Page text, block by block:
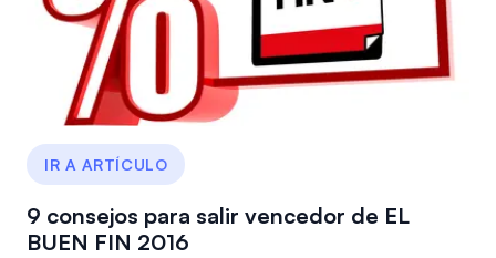
IR A ARTÍCULO
9 consejos para salir vencedor de EL
BUEN FIN 2016